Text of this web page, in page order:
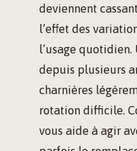
deviennent
l’effet des
l’usage
depuis plusieurs
charnières
rotation difficile.
vous aide à agir